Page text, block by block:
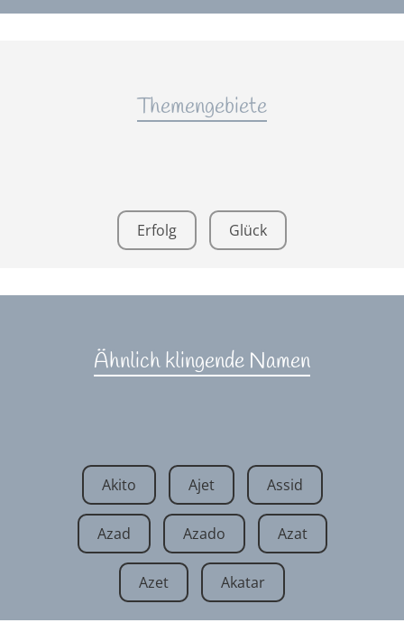
Themengebiete
Erfolg Glück
Ähnlich klingende Namen
Akito Ajet Assid
Azad Azado Azat
Azet Akatar